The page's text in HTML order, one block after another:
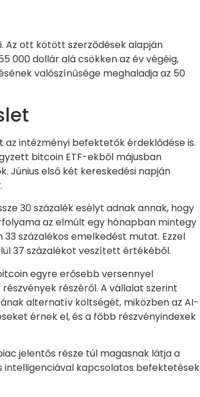
Az ott kötött szerződések alapján
000 dollár alá csökken az év végéig,
valószínűsége meghaladja az 50
intézményi befektetők érdeklődése is.
bitcoin ETF-ekből májusban
Június első két kereskedési napján
30 százalék esélyt adnak annak, hogy
az elmúlt egy hónapban mintegy
százalékos emelkedést mutat. Ezzel
37 százalékot veszített értékéből.
egyre erősebb versennyel
részéről. A vállalat szerint
alternatív költségét, miközben az AI-
érnek el, és a főbb részvényindexek
jelentős része túl magasnak látja a
kapcsolatos befektetések